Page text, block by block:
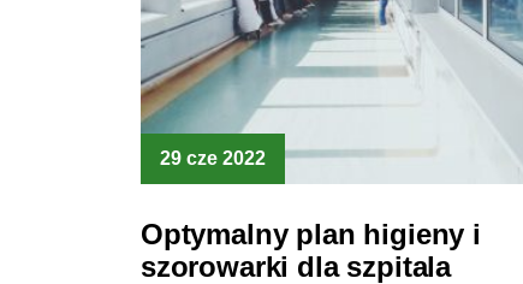
29 cze 2022
Optymalny plan higieny i
szorowarki dla szpitala